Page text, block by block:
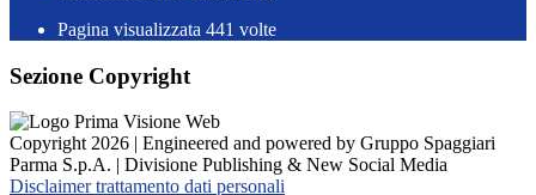
Pagina visualizzata 441 volte
Sezione Copyright
Copyright 2026 | Engineered and powered by Gruppo Spaggiari
Parma S.p.A. | Divisione Publishing & New Social Media
Disclaimer trattamento dati personali